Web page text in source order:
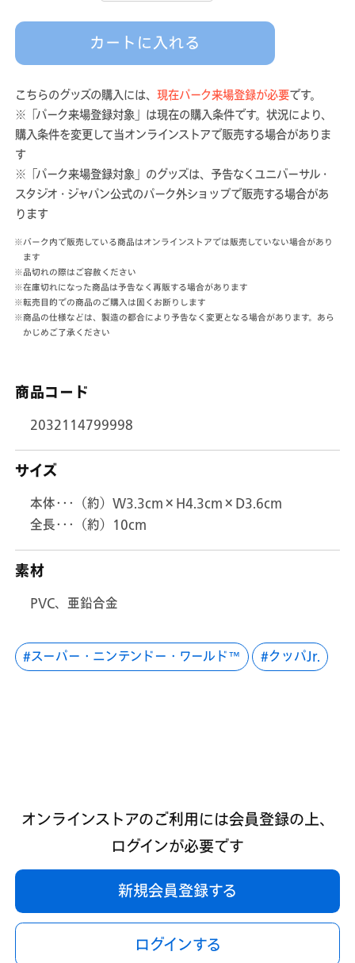
ェ
ー
ン
の
数
量
減
ら
ェ
ー
ン
の
数
量
増
や
カートに入れる
こちらのグッズの購入には、現在パーク来場登録が必要です。
※「パーク来場登録対象」は現在の購入条件です。状況により、
購入条件を変更して当オンラインストアで販売する場合がありま
す
※「パーク来場登録対象」のグッズは、予告なくユニバーサル・
スタジオ・ジャパン公式のパーク外ショップで販売する場合があ
ります
※パーク内で販売している商品はオンラインストアでは販売していない場合があり
ます
※品切れの際はご容赦ください
※在庫切れになった商品は予告なく再販する場合があります
※転売目的での商品のご購入は固くお断りします
※商品の仕様などは、製造の都合により予告なく変更となる場合があります。あら
かじめご了承ください
商品コード
2032114799998
サイズ
本体･･･（約）W3.3cm×H4.3cm×D3.6cm
全長･･･（約）10cm
素材
PVC、亜鉛合金
スーパー・ニンテンドー・ワールド™ クッパJr.
オンラインストアのご利用には会員登録の上、
ログインが必要です
新規会員登録する
ログインする